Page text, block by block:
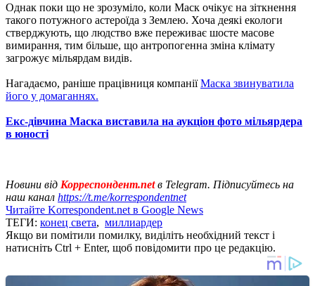
Однак поки що не зрозуміло, коли Маск очікує на зіткнення
такого потужного астероїда з Землею. Хоча деякі екологи
стверджують, що людство вже переживає шосте масове
вимирання, тим більше, що антропогенна зміна клімату
загрожує мільярдам видів.
Нагадаємо, раніше працівниця компаніїМаска звинуватила
його у домаганнях.
Екс-дівчина Маска виставила на аукціон фото мільярдера
в юності
Новини від Корреспондент.netв Telegram. Підписуйтесь на
наш канал https://t.me/korrespondentnet
Читайте Korrespondent.net в Google News
ТЕГИ: конец света, миллиардер
Якщо ви помітили помилку, виділіть необхідний текст і
натисніть Ctrl + Enter, щоб повідомити про це редакцію.